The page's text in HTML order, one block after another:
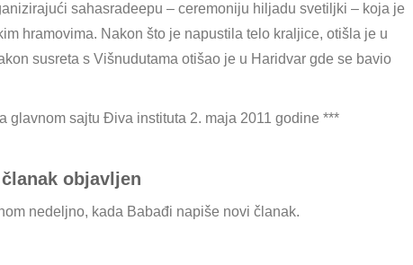
sahasradeepu – ceremoniju hiljadu svetiljki – koja je
hramovima. Nakon što je napustila telo kraljice, otišla je u
susreta s Višnudutama otišao je u Haridvar gde se bavio
glavnom sajtu Điva instituta 2. maja 2011 godine ***
objavljen
nedeljno, kada Babađi napiše novi članak.